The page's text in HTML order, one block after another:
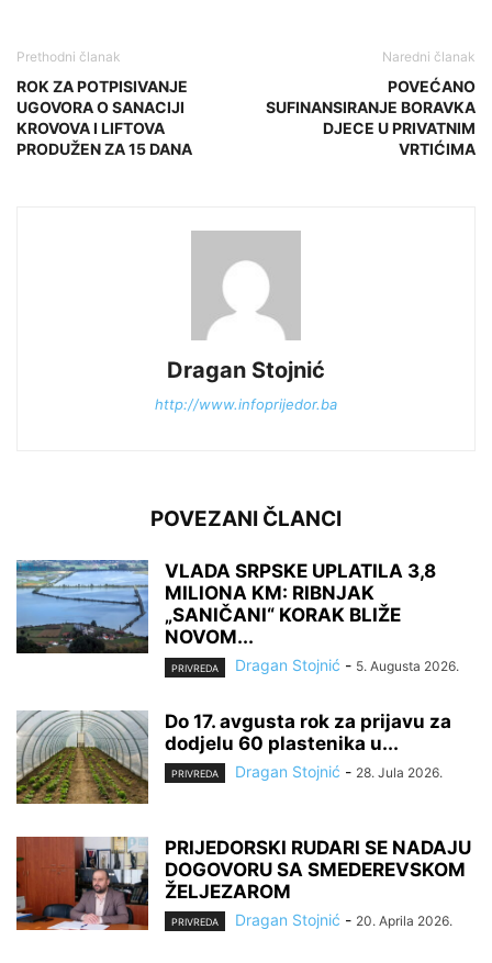
Prethodni članak
ROK ZA POTPISIVANJE
UGOVORA O SANACIJI
KROVOVA I LIFTOVA
PRODUŽEN ZA 15 DANA
Naredni članak
POVEĆANO
SUFINANSIRANJE BORAVKA
DJECE U PRIVATNIM
VRTIĆIMA
Dragan Stojnić
http://www.infoprijedor.ba
POVEZANI ČLANCI
VLADA SRPSKE UPLATILA 3,8
MILIONA KM: RIBNJAK
„SANIČANI“ KORAK BLIŽE
NOVOM...
PRIVREDA Dragan Stojnić - 5. Augusta 2026.
Do 17. avgusta rok za prijavu za
dodjelu 60 plastenika u...
PRIVREDA Dragan Stojnić - 28. Jula 2026.
PRIJEDORSKI RUDARI SE NADAJU
DOGOVORU SA SMEDEREVSKOM
ŽELJEZAROM
PRIVREDA Dragan Stojnić - 20. Aprila 2026.